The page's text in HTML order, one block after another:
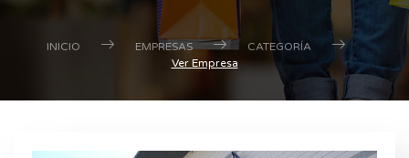
INICIO EMPRESAS
CATEGORÍA
Ver Empresa